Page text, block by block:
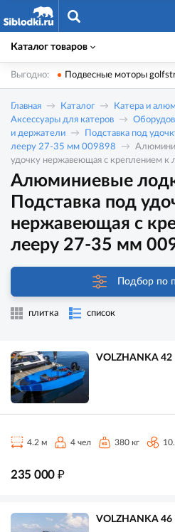
Каталог товаров
Выгодно: Подвесные моторы
Главная Каталог
Катера и
Аксессуары для катеров
и держатели
Подставка под
лееру 27-35 мм 009898
удочку нержавеющая с креплением
Алюминиевые
Подставка под
нержавеющая с
лееру 27-35 мм
Подбор по
плитка список
VOLZHANKA 42
4.2 м 4 чел 380 кг
235 000 ₽
VOLZHANKA 46